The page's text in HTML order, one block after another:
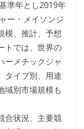
準年とし2019年
ー・メイソンジ
模、推計、予想
トでは、世界の
ーメチックジャ
タイプ別、用途
域別市場規模も
合状況、主要競